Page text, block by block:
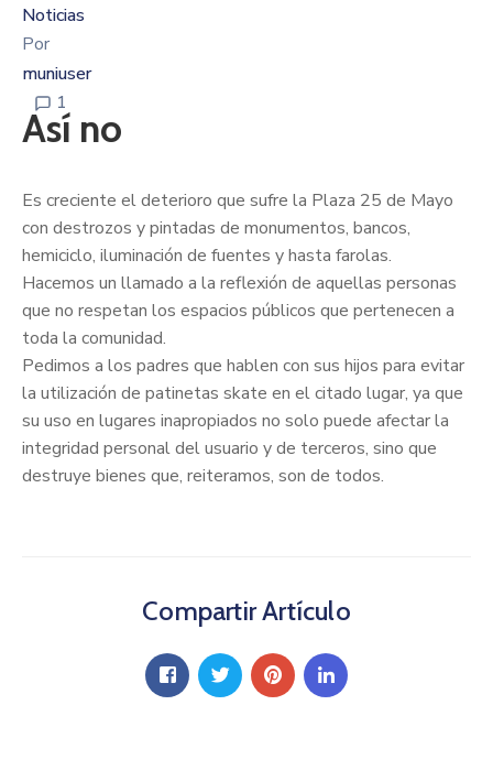
Noticias
Por
muniuser
1
Así no
Es creciente el deterioro que sufre la Plaza 25 de Mayo
con destrozos y pintadas de monumentos, bancos,
hemiciclo, iluminación de fuentes y hasta farolas.
Hacemos un llamado a la reflexión de aquellas personas
que no respetan los espacios públicos que pertenecen a
toda la comunidad.
Pedimos a los padres que hablen con sus hijos para evitar
la utilización de patinetas skate en el citado lugar, ya que
su uso en lugares inapropiados no solo puede afectar la
integridad personal del usuario y de terceros, sino que
destruye bienes que, reiteramos, son de todos.
Compartir Artículo